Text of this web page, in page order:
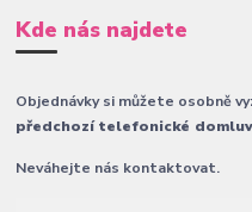
Kde nás najdete
Objednávky si můžete osobně
předchozí telefonické
Neváhejte nás kontaktovat.